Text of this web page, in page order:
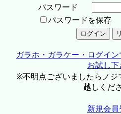
パスワード
パスワードを保存
ガラホ・ガラケー・ログイ
お試し下
※不明点ございましたらノジ
越しくだ
新規会員